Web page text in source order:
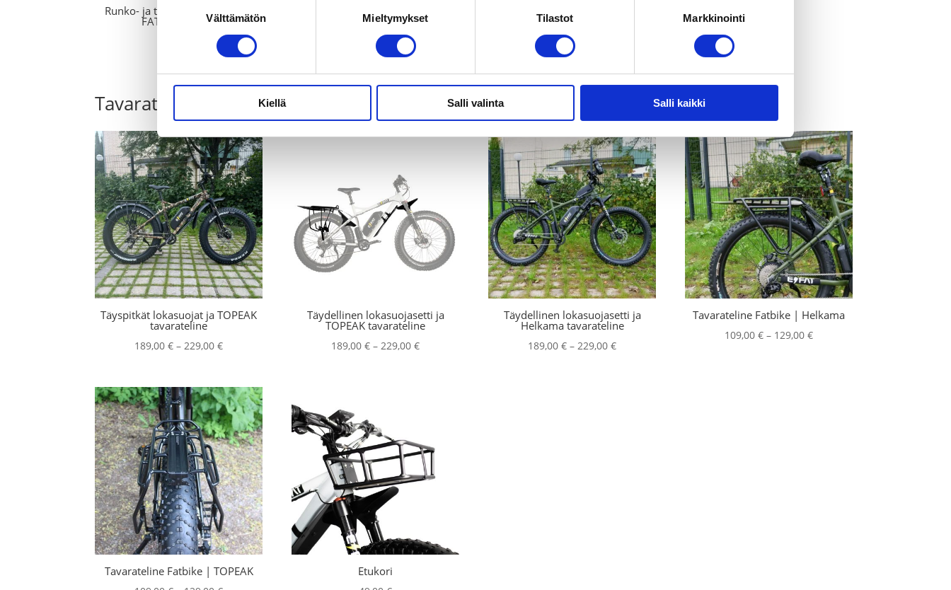
valinta
Välttämätön Mieltymykset Tilastot Markkinointi
Kiellä Salli valinta Salli kaikki
Runko- ja takalokasuoja setti –
FATBOARD SET
Käsisuojat
Tavaratelineet
Täyspitkät lokasuojat ja TOPEAK
tavarateline
189,00€ – 229,00€Hintaluokka:
229,00 €
Täydellinen lokasuojasetti ja
TOPEAK tavarateline
189,00€ – 229,00€Hintaluokka:
Täydellinen lokasuojasetti ja
Helkama tavarateline
189,00€ – 229,00€Hintaluokka:
Tavarateline Fatbike | Helkama
109,00€ – 129,00€Hintaluokka:
Tavarateline Fatbike | TOPEAK Etukori